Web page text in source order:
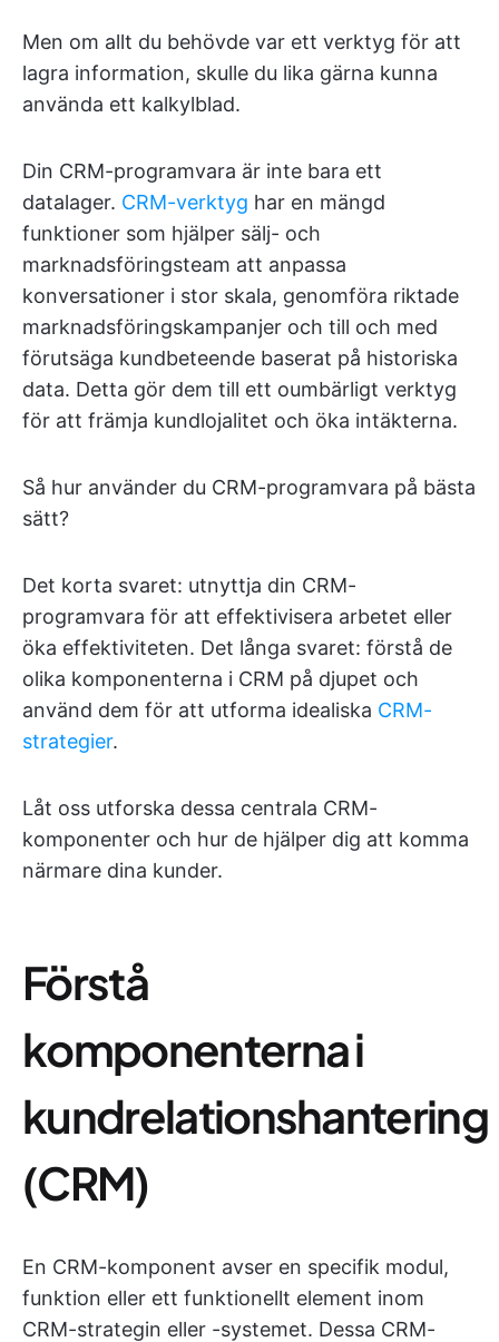
Men om allt du behövde var ett verktyg för att
lagra information, skulle du lika gärna kunna
använda ett kalkylblad.
Din CRM-programvara är inte bara ett
datalager. CRM-verktyg har en mängd
funktioner som hjälper sälj- och
marknadsföringsteam att anpassa
konversationer i stor skala, genomföra riktade
marknadsföringskampanjer och till och med
förutsäga kundbeteende baserat på historiska
data. Detta gör dem till ett oumbärligt verktyg
för att främja kundlojalitet och öka intäkterna.
Så hur använder du CRM-programvara på bästa
sätt?
Det korta svaret: utnyttja din CRM-
programvara för att effektivisera arbetet eller
öka effektiviteten. Det långa svaret: förstå de
olika komponenterna i CRM på djupet och
använd dem för att utforma idealiska CRM-
strategier.
Låt oss utforska dessa centrala CRM-
komponenter och hur de hjälper dig att komma
närmare dina kunder.
Förstå
komponenterna i
kundrelationshantering
(CRM)
En CRM-komponent avser en specifik modul,
funktion eller ett funktionellt element inom
CRM-strategin eller -systemet. Dessa CRM-